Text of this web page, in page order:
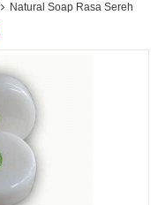
Natural Soap Rasa Sereh